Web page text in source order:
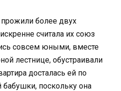
более двух
считала их союз
совсем юными, вместе
лестнице, обустраивали
досталась ей по
поскольку она